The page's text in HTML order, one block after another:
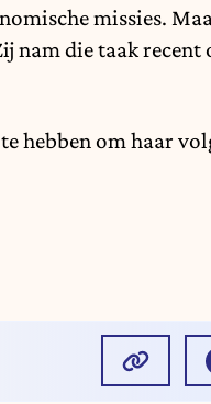
missies.
die taak recent
hebben om haar